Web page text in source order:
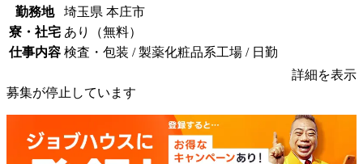
勤務地
埼玉県 本庄市
寮・社宅 あり（無料）
仕事内容 検査・包装 / 製薬化粧品系工場 / 日勤
詳細を表示
募集が停止しています